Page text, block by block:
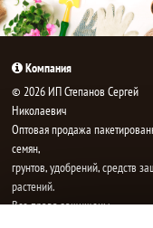
Компания
© 2026 ИП Степанов Сергей
Николаевич
Oптовая продажа
семян,
грунтов, удобрений, средств
растений.
Все права защищены.